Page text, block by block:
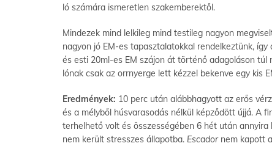
ló számára ismeretlen szakemberektől.
Mindezek mind lelkileg mind testileg nagyon
nagyon jó EM-es tapasztalatokkal rendelkeztünk,
és esti 20ml-es EM szájon át történő adagoláson
lónak csak az orrnyerge lett kézzel bekenve egy kis
Eredmények: 10 perc után alábbhagyott az erős
és a mélyből húsvarasodás nélkül képződött újjá. A
terhelhető volt és összességében 6 hét után
nem került stresszes állapotba. Escadornem kapott